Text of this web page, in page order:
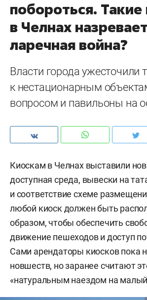
побороться. Такие
в Челнах
ларечная война?
Власти города ужесточили
к нестационарным
вопросом и павильоны на
Киоскам в Челнах выставили
доступная среда, вывески на
и соответствие схеме
любой киоск должен быть
образом, чтобы обеспечить
движение пешеходов и доступ
Сами арендаторы киосков пока
новшеств, но заранее считают
«натуральным наездом на